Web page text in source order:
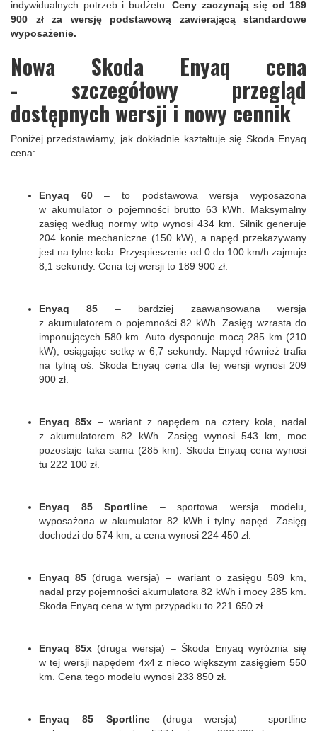
indywidualnych potrzeb i budżetu. Ceny zaczynają się od 189
900 zł za wersję podstawową zawierającą standardowe
wyposażenie.
Nowa Skoda Enyaq cena
- szczegółowy przegląd
dostępnych wersji i nowy cennik
Poniżej przedstawiamy, jak dokładnie kształtuje się Skoda Enyaq
cena:
Enyaq 60– to podstawowa wersja wyposażona
w akumulator o pojemności brutto 63 kWh. Maksymalny
zasięg według normy wltp wynosi 434 km. Silnik generuje
204 konie mechaniczne (150 kW), a napęd przekazywany
jest na tylne koła. Przyspieszenie od 0 do 100 km/h zajmuje
8,1 sekundy. Cena tej wersji to 189 900 zł.
Enyaq 85 – bardziej zaawansowana wersja
z akumulatorem o pojemności 82 kWh. Zasięg wzrasta do
imponujących 580 km. Auto dysponuje mocą 285 km (210
kW), osiągając setkę w 6,7 sekundy. Napęd również trafia
na tylną oś. Skoda Enyaq cena dla tej wersji wynosi 209
900 zł.
Enyaq 85x– wariant z napędem na cztery koła, nadal
z akumulatorem 82 kWh. Zasięg wynosi 543 km, moc
pozostaje taka sama (285 km). Skoda Enyaq cena wynosi
tu 222 100 zł.
Enyaq 85 Sportline – sportowa wersja modelu,
wyposażona w akumulator 82 kWh i tylny napęd. Zasięg
dochodzi do 574 km, a cena wynosi 224 450 zł.
Enyaq 85 (druga wersja) – wariant o zasięgu 589 km,
nadal przy pojemności akumulatora 82 kWh i mocy 285 km.
Skoda Enyaq cena w tym przypadku to 221 650 zł.
Enyaq 85x(druga wersja) – Škoda Enyaq wyróżnia się
w tej wersji napędem 4x4 z nieco większym zasięgiem 550
km. Cena tego modelu wynosi 233 850 zł.
Enyaq 85 Sportline(druga wersja) – sportline